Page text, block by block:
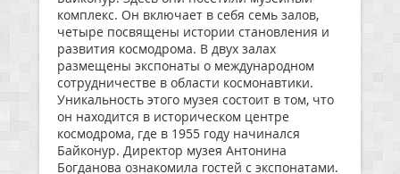
комплекс. Он включает в себя семь залов,
четыре посвящены истории становления и
развития космодрома. В двух залах
размещены экспонаты о международном
сотрудничестве в области космонавтики.
Уникальность этого музея состоит в том, что
он находится в историческом центре
космодрома, где в 1955 году начинался
Байконур. Директор музея Антонина
Богданова ознакомила гостей с экспонатами.